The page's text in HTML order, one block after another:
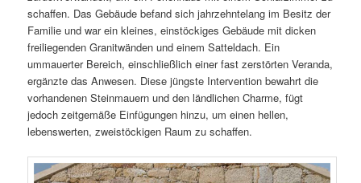
schaffen. Das Gebäude befand sich jahrzehntelang im Besitz der
Familie und war ein kleines, einstöckiges Gebäude mit dicken
freiliegenden Granitwänden und einem Satteldach. Ein
ummauerter Bereich, einschließlich einer fast zerstörten Veranda,
ergänzte das Anwesen. Diese jüngste Intervention bewahrt die
vorhandenen Steinmauern und den ländlichen Charme, fügt
jedoch zeitgemäße Einfügungen hinzu, um einen hellen,
lebenswerten, zweistöckigen Raum zu schaffen.